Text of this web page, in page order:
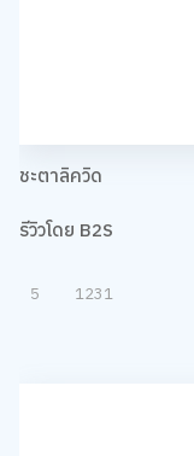
ชะตาลิควิด
รีวิวโดย B2S
5 1231